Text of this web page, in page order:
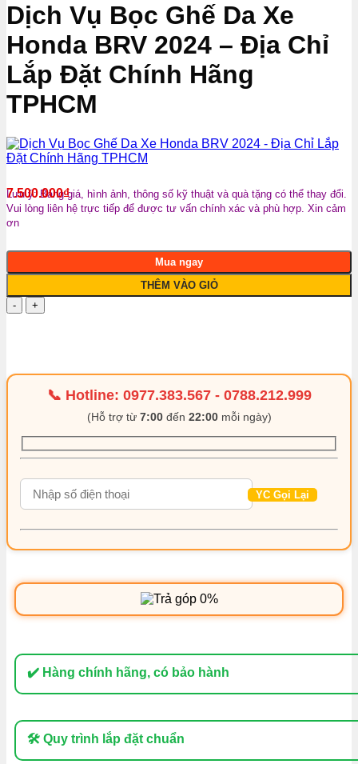
Dịch Vụ Bọc Ghế Da Xe
Honda BRV 2024 – Địa Chỉ
Lắp Đặt Chính Hãng
TPHCM
Lưu ý: Bảng giá, hình ảnh, thông số kỹ thuật và quà tặng có thể thay đổi.
Vui lòng liên hệ trực tiếp để được tư vấn chính xác và phù hợp. Xin cảm
ơn
7.500.000₫
Dịch
Vụ
Xe
Honda
Địa
Chỉ
Lắp
Đặt
Chính
TPHCM
số
THÊM VÀO GIỎ
Mua ngay
📞 Hotline: 0977.383.567- 0788.212.999
(Hỗ trợ từ 7:00đến 22:00mỗi ngày)
✔️ Hàng chính hãng, có bảo hành
🛠 Quy trình lắp đặt chuẩn